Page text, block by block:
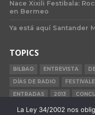
Nace Xixili Festibala:
en Bermeo
Ya está aquí Santander
TOPICS
BILBAO ENTREVISTA
DÍAS DE RADIO
ENTRADAS
2013
BILBAO BBK LIVE
La Ley 34/2002 nos